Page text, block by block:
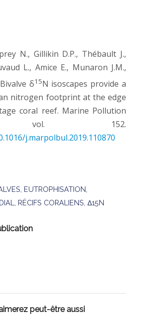
N., Gillikin D.P., Thébault J.,
L., Amice E., Munaron J.M.,
Bivalve δ15N isoscapes provide a
nitrogen footprint at the edge
coral reef. Marine Pollution
vol. 152.
j.marpolbul.2019.110870
, EUTROPHISATION,
, RÉCIFS CORALIENS, Δ15N
peut-être aussi